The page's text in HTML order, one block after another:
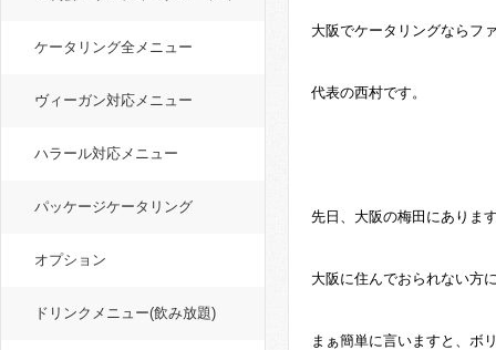
大阪でケータリングならフ
代表の西村です。
先日、大阪の梅田にありま
大阪に住んでおられない方
まぁ簡単に言いますと、ボ
ケータリング全メニュー
ヴィーガン対応メニュー
ハラール対応メニュー
パッケージケータリング
オプション
ドリンクメニュー(飲み放題)